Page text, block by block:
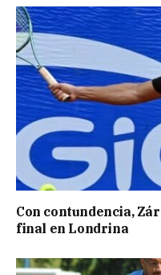
Con contundencia,
final en Londrina